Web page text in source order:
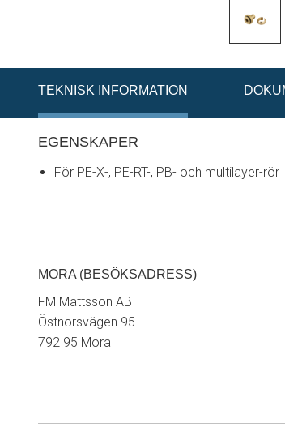
TEKNISK INFORMATION
EGENSKAPER
För PE-X-, PE-RT-, PB- och multilayer-rör
MORA (BESÖKSADRESS)
FM Mattsson AB
Östnorsvägen 95
792 95 Mora